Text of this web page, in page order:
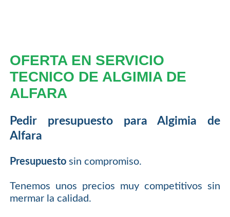
OFERTA EN SERVICIO
TECNICO DE ALGIMIA DE
ALFARA
Pedir presupuesto para Algimia de
Alfara
Presupuestosin compromiso.
Tenemos unos precios muy competitivos sin
mermar la calidad.